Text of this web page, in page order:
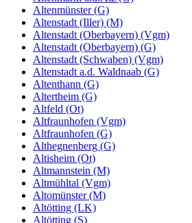
Altenmünster (G)
Altenstadt (Iller) (M)
Altenstadt (Oberbayern) (Vgm)
Altenstadt (Oberbayern) (G)
Altenstadt (Schwaben) (Vgm)
Altenstadt a.d. Waldnaab (G)
Altenthann (G)
Altertheim (G)
Altfeld (Ot)
Altfraunhofen (Vgm)
Altfraunhofen (G)
Althegnenberg (G)
Altisheim (Ot)
Altmannstein (M)
Altmühltal (Vgm)
Altomünster (M)
Altötting (LK)
Altötting (S)